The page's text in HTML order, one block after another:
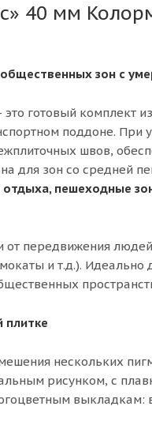
40 мм
зон с
готовый комплект
поддоне.
швов,
для зон со средней
пешеходные
от передвижения
и т.д.). Идеально
плитке
нескольких
рисунком, с
выкладкам: